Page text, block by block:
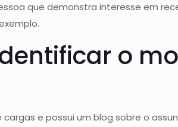
que demonstra interesse em
o
e possui um blog sobre o